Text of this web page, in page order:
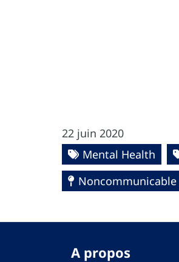
22 juin 2020
Mental Health
Noncommunicable
A propos